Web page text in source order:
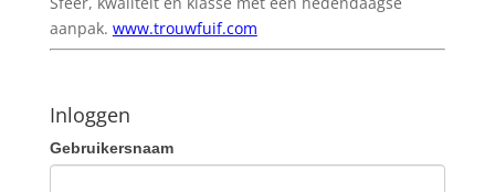
aanpak. www.trouwfuif.com
Inloggen
Gebruikersnaam